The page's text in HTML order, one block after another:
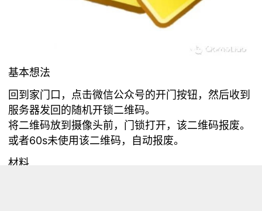
基本想法
回到家门口，点击微信公众号的开门按钮，然后收到
服务器发回的随机开锁二维码。
将二维码放到摄像头前，门锁打开，该二维码报废。
或者60s未使用该二维码，自动报废。
材料